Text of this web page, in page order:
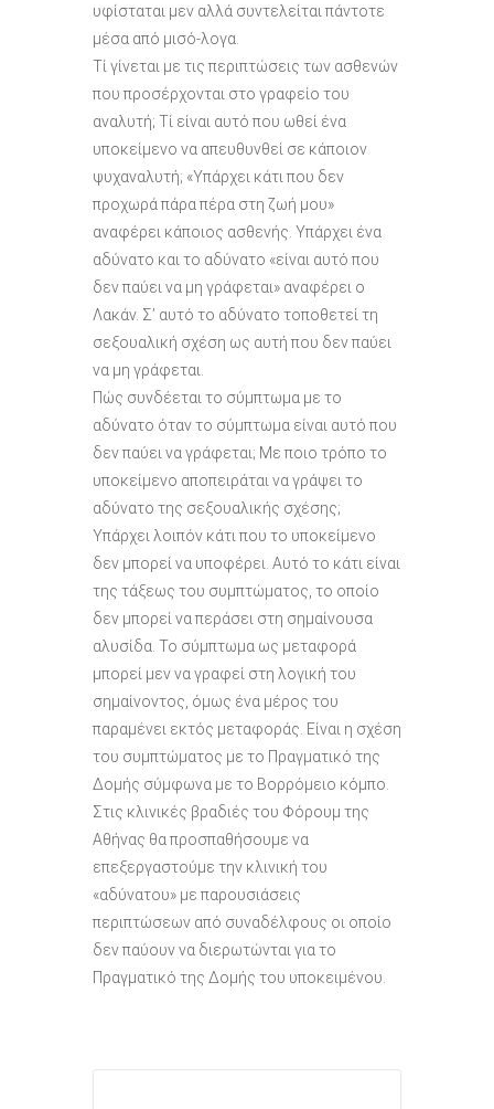
υφίσταται μεν αλλά συντελείται πάντοτε
μέσα από μισό-λογα.
Τί γίνεται με τις περιπτώσεις των ασθενών
που προσέρχονται στο γραφείο του
αναλυτή; Τί είναι αυτό που ωθεί ένα
υποκείμενο να απευθυνθεί σε κάποιον
ψυχαναλυτή; «Υπάρχει κάτι που δεν
προχωρά πάρα πέρα στη ζωή μου»
αναφέρει κάποιος ασθενής. Υπάρχει ένα
αδύνατο και το αδύνατο «είναι αυτό που
δεν παύει να μη γράφεται» αναφέρει ο
Λακάν. Σ’ αυτό το αδύνατο τοποθετεί τη
σεξουαλική σχέση ως αυτή που δεν παύει
να μη γράφεται.
Πώς συνδέεται το σύμπτωμα με το
αδύνατο όταν το σύμπτωμα είναι αυτό που
δεν παύει να γράφεται; Με ποιο τρόπο το
υποκείμενο αποπειράται να γράψει το
αδύνατο της σεξουαλικής σχέσης;
Υπάρχει λοιπόν κάτι που το υποκείμενο
δεν μπορεί να υποφέρει. Αυτό το κάτι είναι
της τάξεως του συμπτώματος, το οποίο
δεν μπορεί να περάσει στη σημαίνουσα
αλυσίδα. Το σύμπτωμα ως μεταφορά
μπορεί μεν να γραφεί στη λογική του
σημαίνοντος, όμως ένα μέρος του
παραμένει εκτός μεταφοράς. Είναι η σχέση
του συμπτώματος με το Πραγματικό της
Δομής σύμφωνα με το Βορρόμειο κόμπο.
Στις κλινικές βραδιές του Φόρουμ της
Αθήνας θα προσπαθήσουμε να
επεξεργαστούμε την κλινική του
«αδύνατου» με παρουσιάσεις
περιπτώσεων από συναδέλφους οι οποίο
δεν παύουν να διερωτώνται για το
Πραγματικό της Δομής του υποκειμένου.